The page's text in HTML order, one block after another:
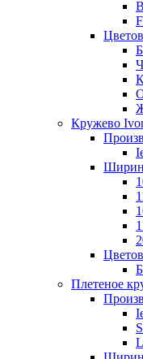
Кружево
Плетеное